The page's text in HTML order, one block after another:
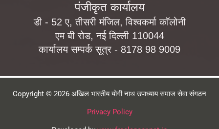
पंजीकृत कार्यालय
डी - 52 ए, तीसरी मंजिल, विश्वकर्मा कॉलोनी
एम बी रोड, नई दिल्ली 110044
कार्यालय सम्पर्क सूत्र - 8178 98 9009
Copyright © 2026 अखिल भारतीय योगी नाथ उपाध्याय समाज सेवा संगठन
Privacy Policy